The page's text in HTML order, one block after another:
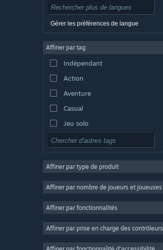
Tchèque
Danois
Anglais
Espagnol - Espagne
Espagnol - Amérique latine
Gérer les préférences de langue
Affiner par tag
Indépendant
Action
Aventure
Casual
Jeu solo
Simulation
Stratégie
3D
Free-to-play
Affiner par type de produit
Affiner par nombre de joueurs et joueuses
Affiner par fonctionnalités
Affiner par prise en charge des contrôleurs